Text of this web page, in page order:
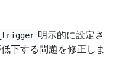
明示的に設定さ
下する問題を修正しま